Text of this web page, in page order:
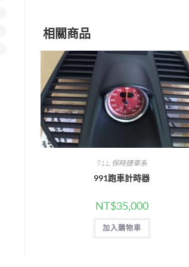
相關商品
911 保時捷車系
991跑車計時器
NT$35,000
加入購物車